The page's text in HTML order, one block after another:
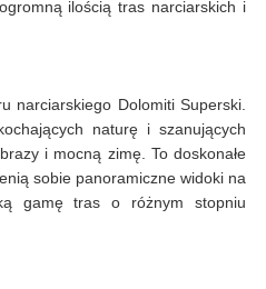
ilością tras narciarskich i
narciarskiego Dolomiti Superski.
naturę i szanujących
i mocną zimę. To doskonałe
sobie panoramiczne widoki na
gamę tras o różnym stopniu